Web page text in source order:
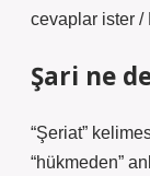
cevaplar ister /
Şari ne
“Şeriat”
“hükmeden”